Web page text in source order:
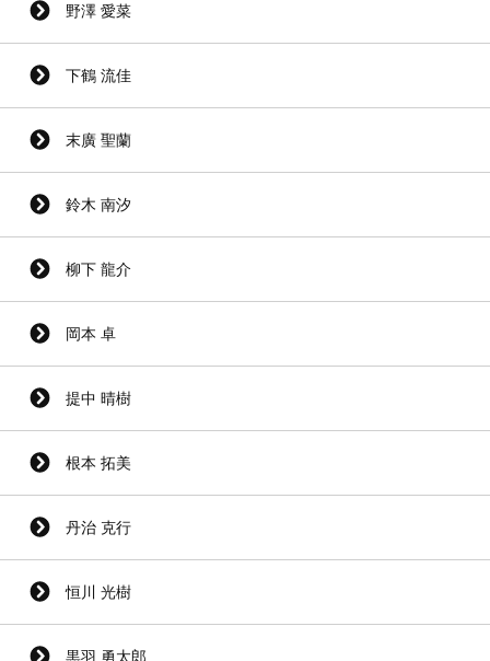
野澤 愛菜
下鶴 流佳
末廣 聖蘭
鈴木 南汐
柳下 龍介
岡本 卓
提中 晴樹
根本 拓美
丹治 克行
恒川 光樹
黒羽 勇太郎